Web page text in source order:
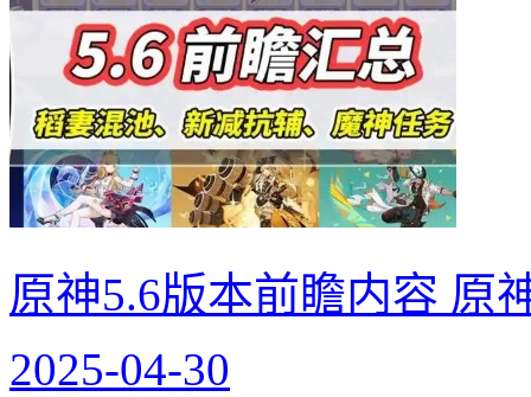
原神5.6版本前瞻内容 原
2025-04-30